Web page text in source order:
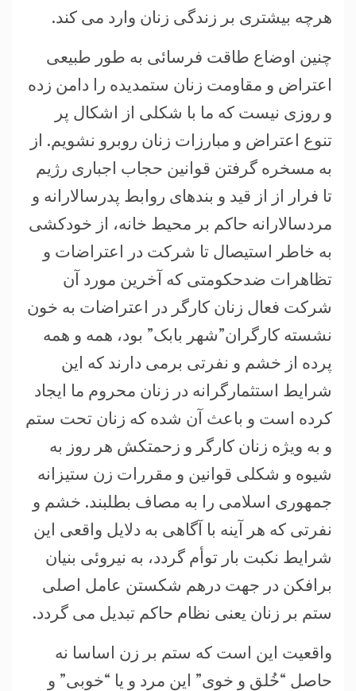
هرچه بیشتری بر زندگی زنان وارد می کند.
چنین اوضاع طاقت فرسائی به طور طبیعی
اعتراض و مقاومت زنان ستمدیده را دامن زده
و روزی نیست که ما با شکلی از اشکال پر
تنوع اعتراض و مبارزات زنان روبرو نشویم. از
به مسخره گرفتن قوانین حجاب اجباری رژیم
تا فرار از از قید و بندهای روابط پدرسالارانه و
مردسالارانه حاکم بر محیط خانه، از خودکشی
به خاطر استیصال تا شرکت در اعتراضات و
تظاهرات ضدحکومتی که آخرین مورد آن
شرکت فعال زنان کارگر در اعتراضات به خون
نشسته کارگران”شهر بابک” بود، همه و همه
پرده از خشم و نفرتی برمی دارند که این
شرایط استثمارگرانه در زنان محروم ما ایجاد
کرده است و باعث آن شده که زنان تحت ستم
و به ویژه زنان کارگر و زحمتکش هر روز به
شیوه و شکلی قوانین و مقررات زن ستیزانه
جمهوری اسلامی را به مصاف بطلبند. خشم و
نفرتی که هر آینه با آگاهی به دلایل واقعی این
شرایط نکبت بار توأم گردد، به نیروئی بنیان
برافکن در جهت درهم شکستن عامل اصلی
ستم بر زنان یعنی نظام حاکم تبدیل می گردد.
واقعیت این است که ستم بر زن اساسا نه
حاصل “خُلق و خوی” این مرد و یا “خوبی” و